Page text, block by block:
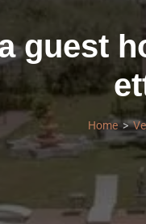
guest
Home